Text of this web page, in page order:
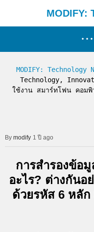
MODIFY:
MODIFY: Technology
ใช้งาน สมาร์ทโฟน คอมพิ
modify 1 ปี ago
การสำรองข้อ
อะไร? ต่างกันอ
ด้วยรหัส 6 หลั